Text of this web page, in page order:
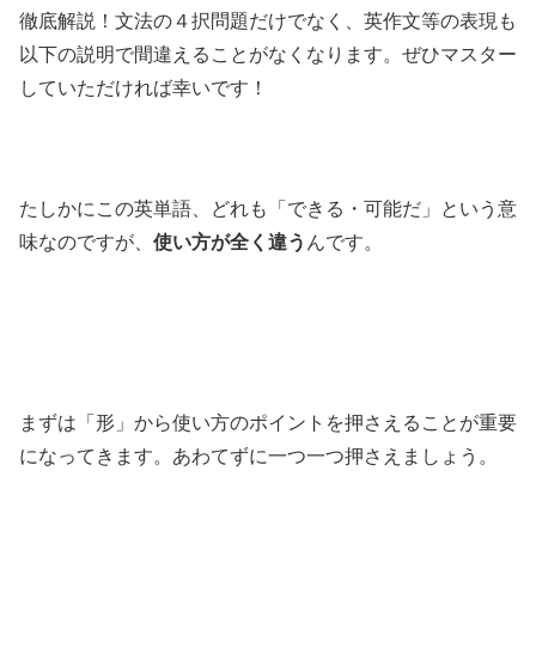
徹底解説！文法の４択問題だけでなく、英作文等の表現も
以下の説明で間違えることがなくなります。ぜひマスター
していただければ幸いです！
たしかにこの英単語、どれも「できる・可能だ」という意
味なのですが、 使い方が全く違う んです。
まずは「形」から使い方のポイントを押さえることが重要
になってきます。あわてずに一つ一つ押さえましょう。